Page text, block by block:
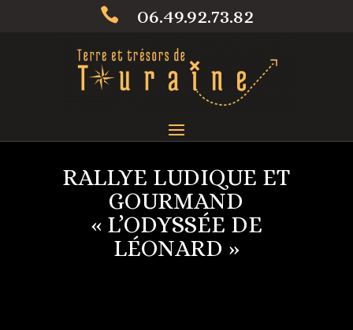
 06.49.92.73.82
RALLYE LUDIQUE ET
GOURMAND
« L’ODYSSÉE DE
LÉONARD »